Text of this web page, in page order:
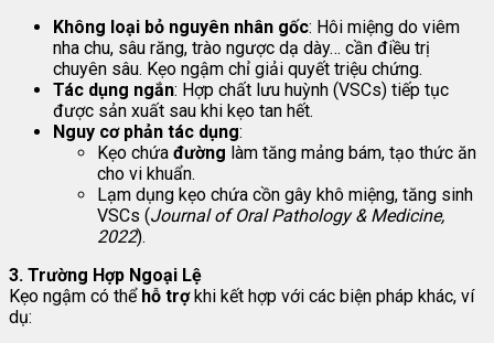
Không loại bỏ nguyên nhân gốc: Hôi miệng do viêm
nha chu, sâu răng, trào ngược dạ dày… cần điều trị
chuyên sâu. Kẹo ngậm chỉ giải quyết triệu chứng.
Tác dụng ngắn: Hợp chất lưu huỳnh (VSCs) tiếp tục
được sản xuất sau khi kẹo tan hết.
Nguy cơ phản tác dụng:
Kẹo chứa đường làm tăng mảng bám, tạo thức ăn
cho vi khuẩn.
Lạm dụng kẹo chứa cồn gây khô miệng, tăng sinh
VSCs (Journal of Oral Pathology & Medicine,
2022).
3. Trường Hợp Ngoại Lệ
Kẹo ngậm có thể hỗ trợkhi kết hợp với các biện pháp khác, ví
dụ: